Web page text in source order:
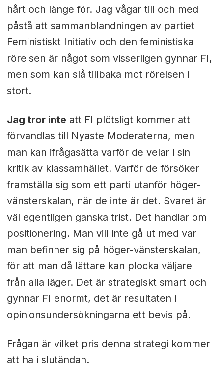
hårt och länge för. Jag vågar till och med
påstå att sammanblandningen av partiet
Feministiskt Initiativ och den feministiska
rörelsen är något som visserligen gynnar FI,
men som kan slå tillbaka mot rörelsen i
stort.
Jag tror inte att FI plötsligt kommer att
förvandlas till Nyaste Moderaterna, men
man kan ifrågasätta varför de velar i sin
kritik av klassamhället. Varför de försöker
framställa sig som ett parti utanför höger-
vänsterskalan, när de inte är det. Svaret är
väl egentligen ganska trist. Det handlar om
positionering. Man vill inte gå ut med var
man befinner sig på höger-vänsterskalan,
för att man då lättare kan plocka väljare
från alla läger. Det är strategiskt smart och
gynnar FI enormt, det är resultaten i
opinionsundersökningarna ett bevis på.
Frågan är vilket pris denna strategi kommer
att ha i slutändan.